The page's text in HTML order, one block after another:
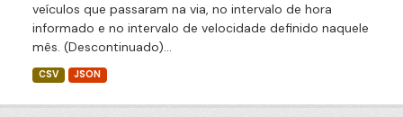
veículos que passaram na via, no intervalo de hora
informado e no intervalo de velocidade definido naquele
mês. (Descontinuado)...
CSV JSON